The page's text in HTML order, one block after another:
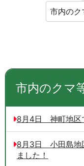
市内のク
市内のクマ
8月4日 神町地区
8月3日 小田島地
ました！